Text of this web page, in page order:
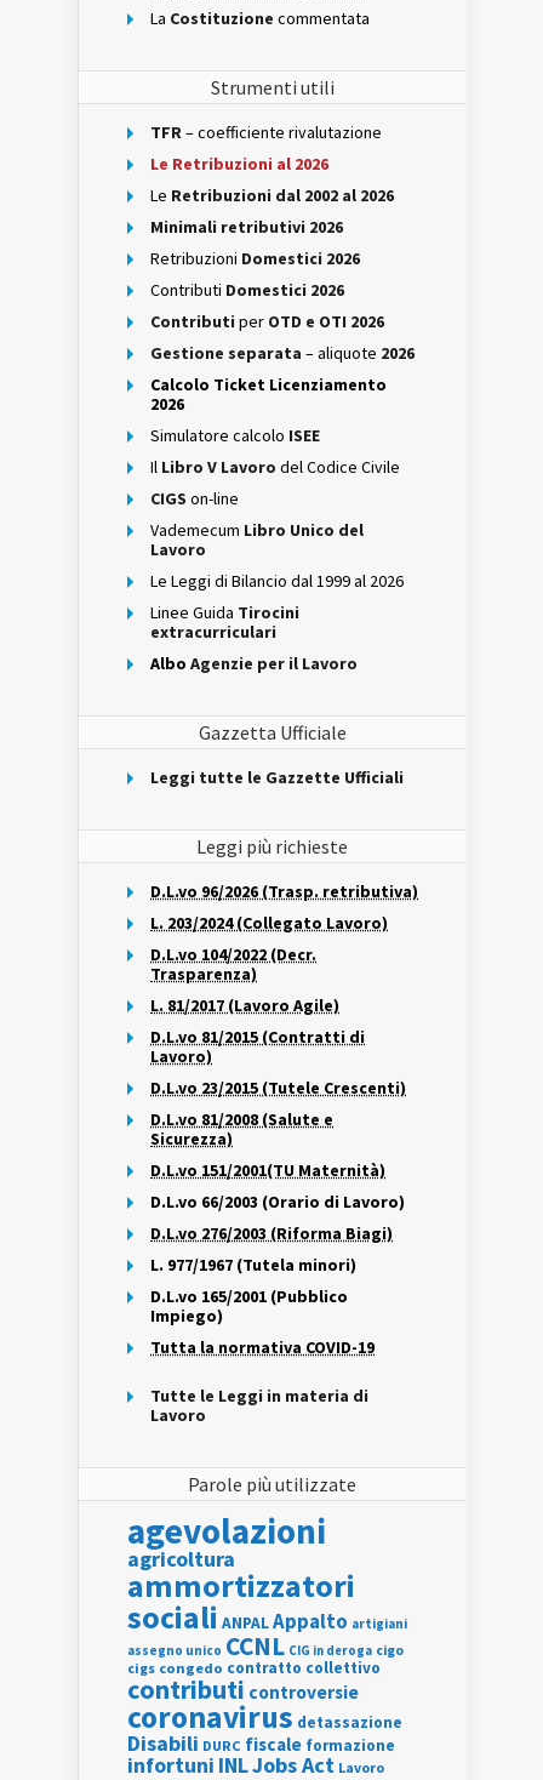
La Costituzione commentata
Strumenti utili
TFR– coefficiente rivalutazione
Le Retribuzioni al 2026
Le Retribuzioni dal 2002 al 2026
Minimali retributivi 2026
Retribuzioni Domestici 2026
Contributi Domestici 2026
Contributi per OTD e OTI 2026
Gestione separata – aliquote 2026
Calcolo Ticket Licenziamento
2026
Simulatore calcolo ISEE
Il Libro V Lavoro del Codice Civile
CIGS on-line
Vademecum Libro Unico del
Lavoro
Le Leggi di Bilancio dal 1999 al 2026
Linee Guida Tirocini
extracurriculari
Albo Agenzie per il Lavoro
Gazzetta Ufficiale
Leggi tutte le Gazzette Ufficiali
Leggi più richieste
D.L.vo 96/2026 (Trasp. retributiva)
L. 203/2024 (Collegato Lavoro)
D.L.vo 104/2022 (Decr.
Trasparenza)
L. 81/2017 (Lavoro Agile)
D.L.vo 81/2015 (Contratti di
Lavoro)
D.L.vo 23/2015 (Tutele Crescenti)
D.L.vo 81/2008 (Salute e
Sicurezza)
D.L.vo 151/2001(TU Maternità)
D.L.vo 66/2003 (Orario di Lavoro)
D.L.vo 276/2003 (Riforma Biagi)
L. 977/1967 (Tutela minori)
D.L.vo 165/2001 (Pubblico
Impiego)
Tutta la normativa COVID-19
Tutte le Leggi in materia di
Lavoro
Parole più utilizzate
agevolazioni
agricoltura
ammortizzatori
sociali ANPALAppalto artigiani
assegno unico CCNL CIG in deroga cigo
cigs congedo contratto collettivo
contributi controversie
coronavirus detassazione
Disabili DURC fiscale formazione
infortuni INLJobs Act Lavoro